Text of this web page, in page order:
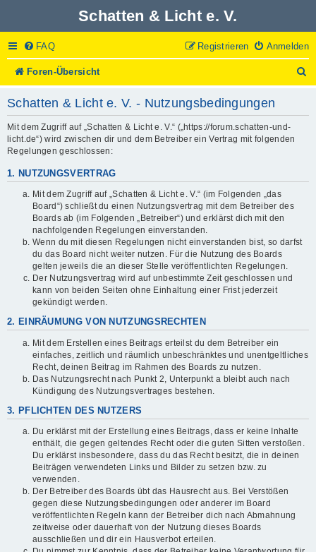
Schatten & Licht e. V.
FAQ Anmelden
Registrieren
Foren-Übersicht
u
Schatten & Licht e. V. - Nutzungsbedingungen
Mit dem Zugriff auf „Schatten & Licht e. V.“ („https://forum.schatten-und-
licht.de“) wird zwischen dir und dem Betreiber ein Vertrag mit folgenden
Regelungen geschlossen:
1. NUTZUNGSVERTRAG
Mit dem Zugriff auf „Schatten & Licht e. V.“ (im Folgenden „das
Board“) schließt du einen Nutzungsvertrag mit dem Betreiber des
Boards ab (im Folgenden „Betreiber“) und erklärst dich mit den
nachfolgenden Regelungen einverstanden.
Wenn du mit diesen Regelungen nicht einverstanden bist, so darfst
du das Board nicht weiter nutzen. Für die Nutzung des Boards
gelten jeweils die an dieser Stelle veröffentlichten Regelungen.
Der Nutzungsvertrag wird auf unbestimmte Zeit geschlossen und
kann von beiden Seiten ohne Einhaltung einer Frist jederzeit
gekündigt werden.
2. EINRÄUMUNG VON NUTZUNGSRECHTEN
Mit dem Erstellen eines Beitrags erteilst du dem Betreiber ein
einfaches, zeitlich und räumlich unbeschränktes und unentgeltliches
Recht, deinen Beitrag im Rahmen des Boards zu nutzen.
Das Nutzungsrecht nach Punkt 2, Unterpunkt a bleibt auch nach
Kündigung des Nutzungsvertrages bestehen.
3. PFLICHTEN DES NUTZERS
Du erklärst mit der Erstellung eines Beitrags, dass er keine Inhalte
enthält, die gegen geltendes Recht oder die guten Sitten verstoßen.
Du erklärst insbesondere, dass du das Recht besitzt, die in deinen
Beiträgen verwendeten Links und Bilder zu setzen bzw. zu
verwenden.
Der Betreiber des Boards übt das Hausrecht aus. Bei Verstößen
gegen diese Nutzungsbedingungen oder anderer im Board
veröffentlichten Regeln kann der Betreiber dich nach Abmahnung
zeitweise oder dauerhaft von der Nutzung dieses Boards
ausschließen und dir ein Hausverbot erteilen.